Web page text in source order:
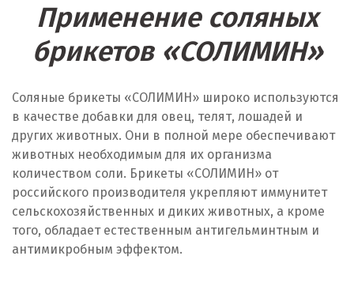
Применение соляных
брикетов «СОЛИМИН»
Соляные брикеты «СОЛИМИН» широко используются
в качестве добавки для овец, телят, лошадей и
других животных. Они в полной мере обеспечивают
животных необходимым для их организма
количеством соли. Брикеты «СОЛИМИН» от
российского производителя укрепляют иммунитет
сельскохозяйственных и диких животных, а кроме
того, обладает естественным антигельминтным и
антимикробным эффектом.